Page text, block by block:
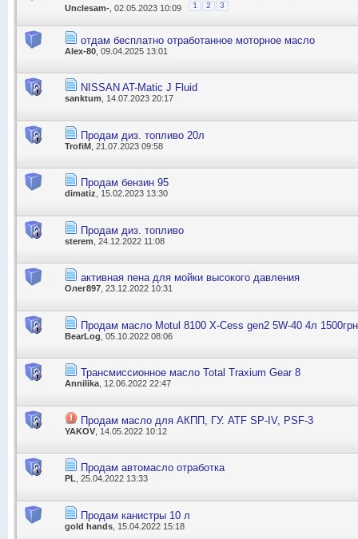
Unclesam- , 02.05.2023 10:09 1 2 3
отдам бесплатно отработанное моторное масло
Alex-80 , 09.04.2025 13:01
NISSAN AT-Matic J Fluid
sanktum, 14.07.2023 20:17
Продам диз. топливо 20л
TrofiM , 21.07.2023 09:58
Продам бензин 95
dimatiz , 15.02.2023 13:30
Продам диз. топливо
sterem , 24.12.2022 11:08
активная пена для мойки высокого давления
Олег897 , 23.12.2022 10:31
Продам масло Motul 8100 X-Cess gen2 5W-40 4л 1500грн
BearLog , 05.10.2022 08:06
Трансмиссионное масло Total Traxium Gear 8
Annilika , 12.06.2022 22:47
Продам масло для АКПП, ГУ. ATF SP-IV, PSF-3
YAKOV , 14.05.2022 10:12
Продам автомасло отработка
PL , 25.04.2022 13:33
Продам канистры 10 л
gold hands , 15.04.2022 15:18